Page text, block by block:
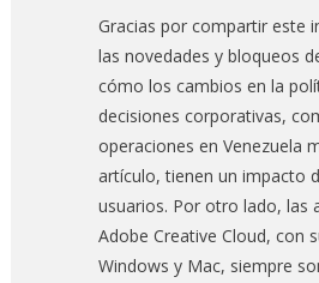
Gracias por compartir este
las novedades y bloqueos
cómo los cambios en la
decisiones corporativas,
operaciones en Venezuela
artículo, tienen un impacto
usuarios. Por otro lado, las
Adobe Creative Cloud, con
Windows y Mac, siempre